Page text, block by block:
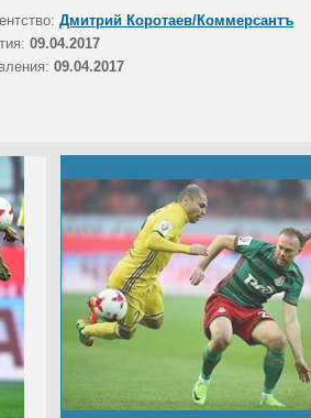
Дмитрий Коротаев/Коммерсантъ
09.04.2017
09.04.2017